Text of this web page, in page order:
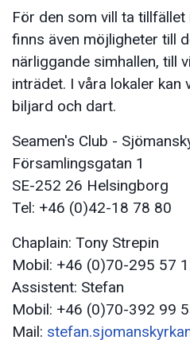
För den som vill ta
finns även möjligheter till
närliggande simhallen, till
inträdet. I våra lokaler kan
biljard och dart.
Seamen's Club -
Församlingsgatan 1
SE-252 26 Helsingborg
Tel: +46 (0)42-18 78 80
Chaplain: Tony Strepin
Mobil: +46 (0)70-295 57
Assistent: Stefan
Mobil: +46 (0)70-392 99
Mail: